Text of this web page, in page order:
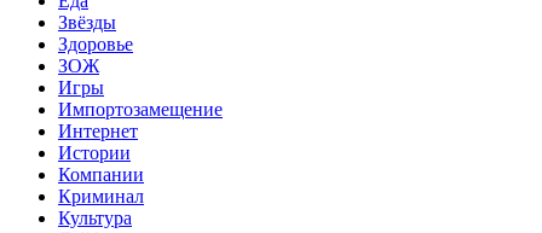
Звёзды
Здоровье
ЗОЖ
Игры
Импортозамещение
Интернет
Истории
Компании
Криминал
Культура